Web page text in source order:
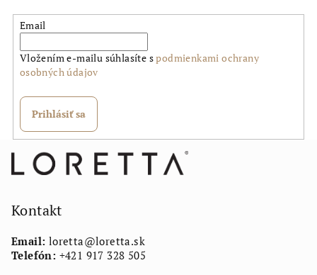
Email
Vložením e-mailu súhlasíte spodmienkami ochrany
osobných údajov
Prihlásiť sa
Kontakt
Email: loretta@loretta.sk
Telefón: +421 917 328 505